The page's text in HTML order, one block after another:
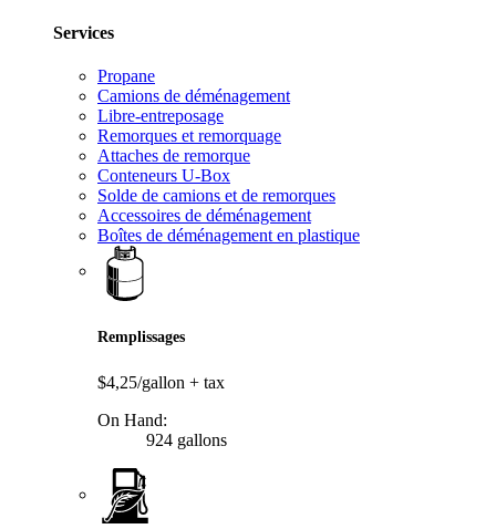
Services
Propane
Camions de déménagement
Libre-entreposage
Remorques et remorquage
Attaches de remorque
Conteneurs U-Box
Solde de camions et de remorques
Accessoires de déménagement
Boîtes de déménagement en plastique
Remplissages
$4,25/gallon + tax
On Hand:
924 gallons